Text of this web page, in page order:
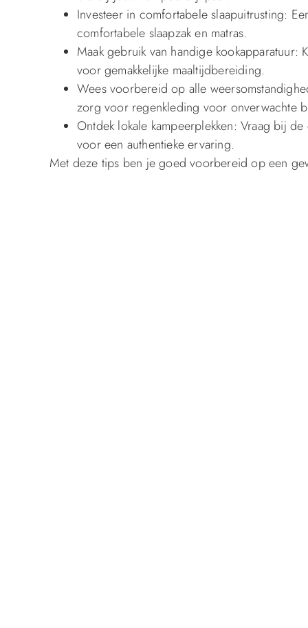
Investeer in comfortabele slaapuitrusting:
comfortabele slaapzak en matras.
Maak gebruik van handige kookapparatuur:
voor gemakkelijke maaltijdbereiding.
Wees voorbereid op alle
zorg voor regenkleding voor onverwachte
Ontdek lokale kampeerplekken: Vraag bij
voor een authentieke ervaring.
Met deze tips ben je goed voorbereid op een